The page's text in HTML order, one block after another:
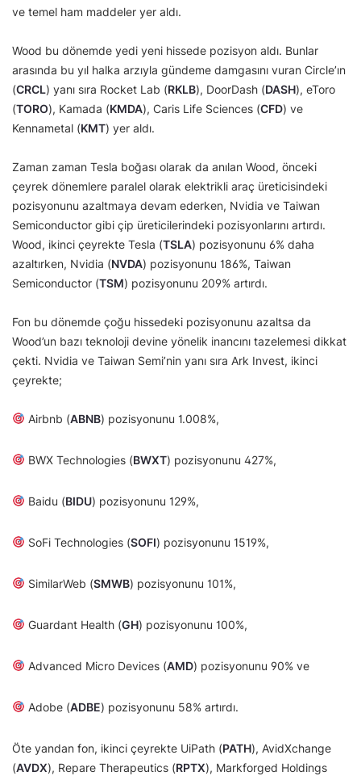
ve temel ham maddeler yer aldı.
Wood bu dönemde yedi yeni hissede pozisyon aldı. Bunlar
arasında bu yıl halka arzıyla gündeme damgasını vuran Circle’ın
(CRCL) yanı sıra Rocket Lab (RKLB), DoorDash (DASH), eToro
(TORO), Kamada (KMDA), Caris Life Sciences (CFD) ve
Kennametal (KMT) yer aldı.
Zaman zaman Tesla boğası olarak da anılan Wood, önceki
çeyrek dönemlere paralel olarak elektrikli araç üreticisindeki
pozisyonunu azaltmaya devam ederken, Nvidia ve Taiwan
Semiconductor gibi çip üreticilerindeki pozisyonlarını artırdı.
Wood, ikinci çeyrekte Tesla (TSLA) pozisyonunu 6% daha
azaltırken, Nvidia (NVDA) pozisyonunu 186%, Taiwan
Semiconductor (TSM) pozisyonunu 209% artırdı.
Fon bu dönemde çoğu hissedeki pozisyonunu azaltsa da
Wood’un bazı teknoloji devine yönelik inancını tazelemesi dikkat
çekti. Nvidia ve Taiwan Semi’nin yanı sıra Ark Invest, ikinci
çeyrekte;
Airbnb (ABNB) pozisyonunu 1.008%,
BWX Technologies (BWXT) pozisyonunu 427%,
Baidu (BIDU) pozisyonunu 129%,
SoFi Technologies (SOFI) pozisyonunu 1519%,
SimilarWeb (SMWB) pozisyonunu 101%,
Guardant Health (GH) pozisyonunu 100%,
Advanced Micro Devices (AMD) pozisyonunu 90% ve
Adobe (ADBE) pozisyonunu 58% artırdı.
Öte yandan fon, ikinci çeyrekte UiPath (PATH), AvidXchange
(AVDX), Repare Therapeutics (RPTX), Markforged Holdings